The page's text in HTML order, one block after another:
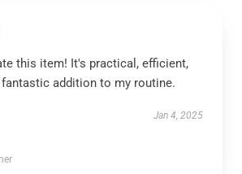
this item! It's practical, efficient,
fantastic addition to my routine.
Jan 4, 2025